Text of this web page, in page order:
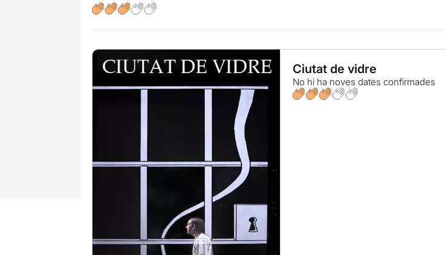
Ciutat de vidre
No hi ha noves dates confirmades